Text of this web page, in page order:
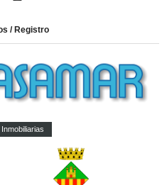
/ Registro